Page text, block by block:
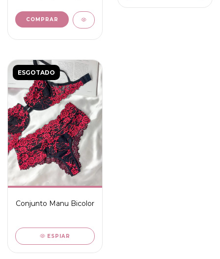
COMPRAR
ESGOTADO
Conjunto Manu Bicolor
ESPIAR